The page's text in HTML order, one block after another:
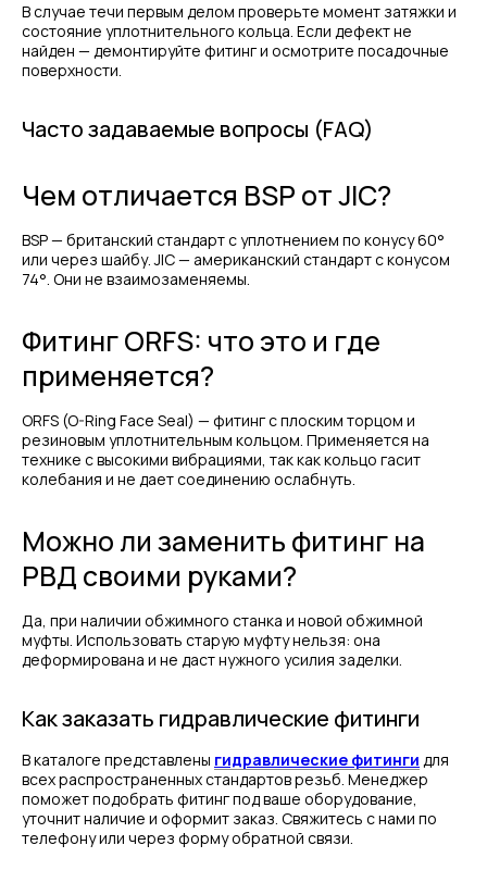
В случае течи первым делом проверьте момент затяжки и
состояние уплотнительного кольца. Если дефект не
найден — демонтируйте фитинг и осмотрите посадочные
поверхности.
Часто задаваемые вопросы (FAQ)
Чем отличается BSP от JIC?
BSP — британский стандарт с уплотнением по конусу 60°
или через шайбу. JIC — американский стандарт с конусом
74°. Они не взаимозаменяемы.
Фитинг ORFS: что это и где
применяется?
ORFS (O-Ring Face Seal) — фитинг с плоским торцом и
резиновым уплотнительным кольцом. Применяется на
технике с высокими вибрациями, так как кольцо гасит
колебания и не дает соединению ослабнуть.
Можно ли заменить фитинг на
РВД своими руками?
Да, при наличии обжимного станка и новой обжимной
муфты. Использовать старую муфту нельзя: она
деформирована и не даст нужного усилия заделки.
Как заказать гидравлические фитинги
В каталоге представлены гидравлические фитинги для
всех распространенных стандартов резьб. Менеджер
поможет подобрать фитинг под ваше оборудование,
уточнит наличие и оформит заказ. Свяжитесь с нами по
телефону или через форму обратной связи.
МЕНЮ
Поставщики
ЧАСЫ РАБОТЫ
МЕДИА
Отзывы
Каталог
Поддержка
Контакты
КОНТАКТЫ
+7(812)331-45-82
info@evrasiaes.ru